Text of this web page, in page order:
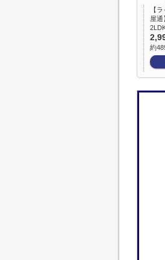
【
屋通
約